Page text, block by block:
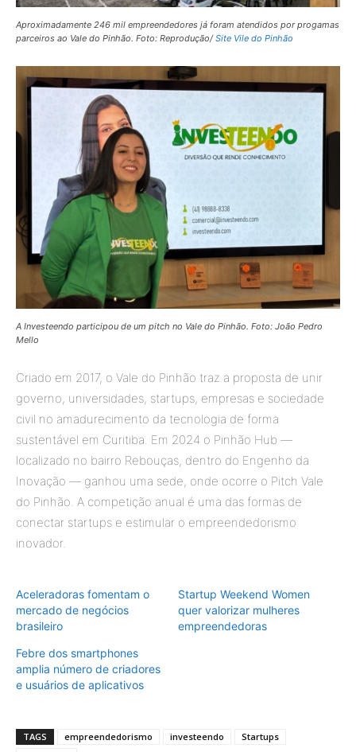
Aproximadamente 246 mil empreendedores já foram atendidos por progamas
parceiros ao Vale do Pinhão. Foto: Reprodução/Site Vile do Pinhão
A Investeendo participou de um pitch no Vale do Pinhão. Foto: João Pedro
Mello
Criado em 2017, o Vale do Pinhão traz a proposta de unir
governo, universidades, startups, empresas e sociedade
civil no amadurecimento da tecnologia de forma
sustentável em Curitiba. Em 2024 o Pinhão Hub —
localizado no bairro Rebouças, dentro do Engenho da
Inovação — ganhou uma sede, onde ocorre o Pitch Vale
do Pinhão. A competição anual é uma das formas de
conectar startups e estimular o empreendedorismo
inovador.
Aceleradoras fomentam o
mercado de negócios
brasileiro
Startup Weekend Women
quer valorizar mulheres
empreendedoras
Febre dos smartphones
amplia número de criadores
e usuários de aplicativos
TAGS empreendedorismo investeendo
Startups